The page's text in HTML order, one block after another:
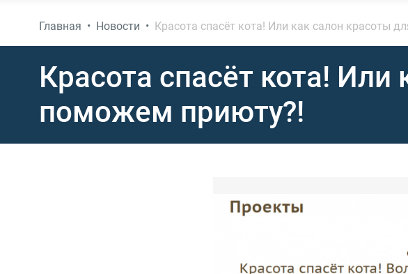
Главная • Новости • Красота спасёт кота! Или как салон красоты
Красота спасёт кота!
поможем приюту?!